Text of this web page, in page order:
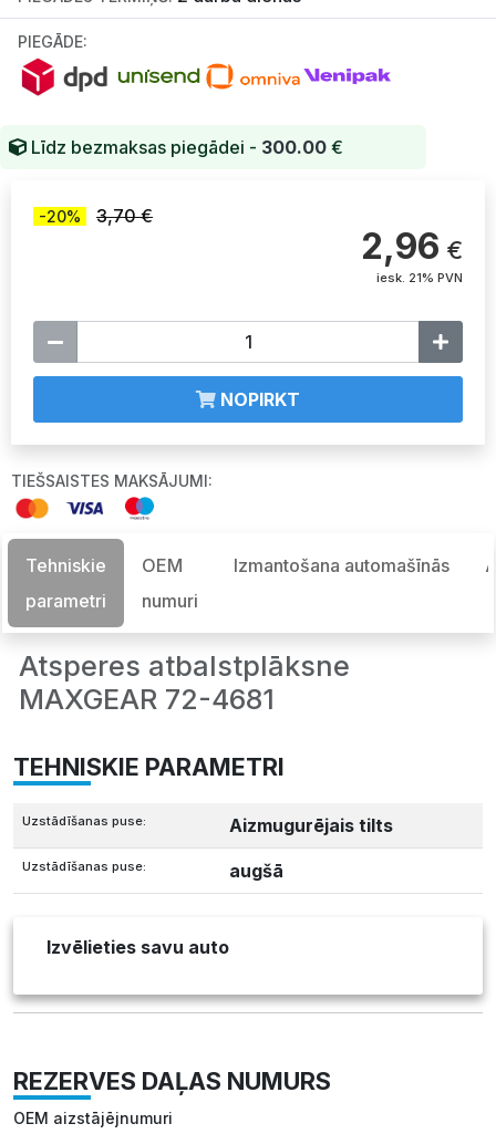
PIEGĀDE:
Līdz bezmaksas piegādei - 300.00 €
-20% 3,70 €
2,96 €
iesk. 21% PVN
NOPIRKT
TIEŠSAISTES MAKSĀJUMI:
Tehniskie
parametri
OEM
numuri
Izmantošana automašīnās
Atsperes atbalstplāksne
MAXGEAR 72-4681
TEHNISKIE PARAMETRI
Uzstādīšanas puse: Aizmugurējais tilts
Uzstādīšanas puse: augšā
Izvēlieties savu auto
REZERVES DAĻAS NUMURS
OEM aizstājējnumuri